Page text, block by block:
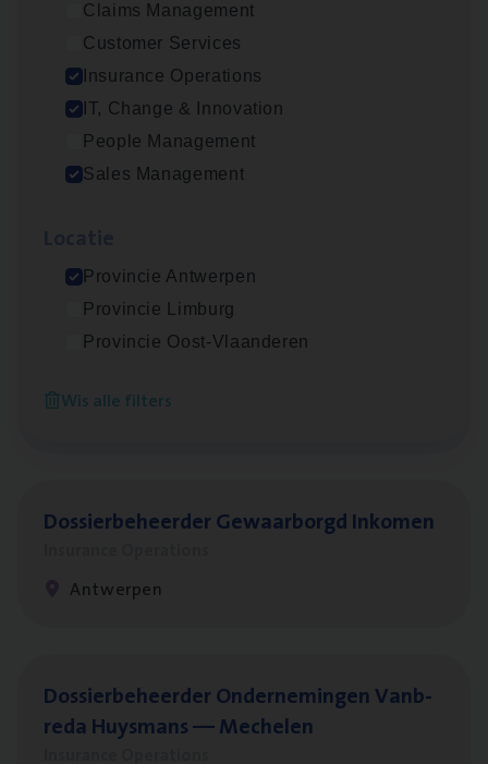
Claims Management
Customer Services
Insurance Operations
IT, Change & Innovation
People Management
Sales Management
Provincie Antwerpen
Provincie Limburg
Provincie Oost-Vlaanderen
Wis alle filters
IT, Change & Innovation
Antwerpen
Insu­ran­ce Bro­ker Trans­port
(Agi­le)ITPro­ject Manager
Antwerpen
Dos­sier­be­heer­der Gewaar­borgd Inkomen
Antwerpen
Dos­sier­be­heer­der Onder­ne­min­gen Van­b­
re­da Huys­mans — Mechelen